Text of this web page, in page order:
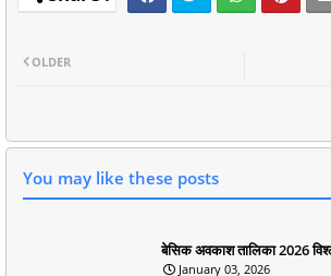
OLDER
You may like these posts
बेसिक अवकाश तालिका 2026
January 03, 2026